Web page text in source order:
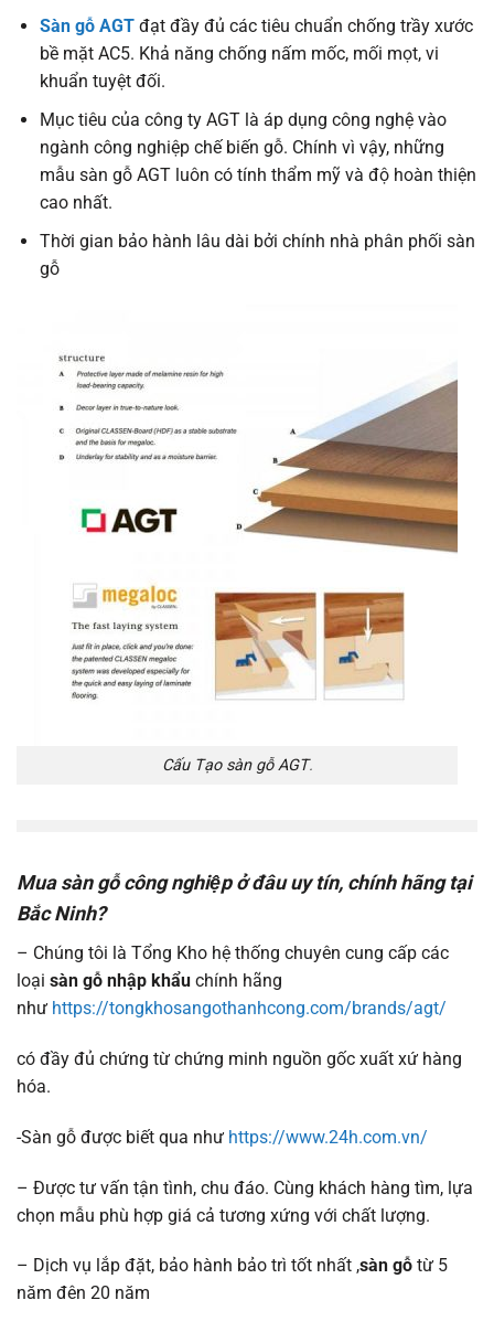
Sàn gỗ AGTđạt đầy đủ các tiêu chuẩn chống trầy xước
bề mặt AC5. Khả năng chống nấm mốc, mối mọt, vi
khuẩn tuyệt đối.
Mục tiêu của công ty AGT là áp dụng công nghệ vào
ngành công nghiệp chế biến gỗ. Chính vì vậy, những
mẫu sàn gỗ AGT luôn có tính thẩm mỹ và độ hoàn thiện
cao nhất.
Thời gian bảo hành lâu dài bởi chính nhà phân phối sàn
gỗ
Cấu Tạo sàn gỗ AGT.
Mua sàn gỗ công nghiệp ở đâu uy tín, chính hãng tại
Bắc Ninh?
– Chúng tôi là Tổng Kho hệ thống chuyên cung cấp các
loại sàn gỗ nhập khẩu chính hãng
như https://tongkhosangothanhcong.com/brands/agt/
có đầy đủ chứng từ chứng minh nguồn gốc xuất xứ hàng
hóa.
-Sàn gỗ được biết qua như https://www.24h.com.vn/
– Được tư vấn tận tình, chu đáo. Cùng khách hàng tìm, lựa
chọn mẫu phù hợp giá cả tương xứng với chất lượng.
– Dịch vụ lắp đặt, bảo hành bảo trì tốt nhất ,sàn gỗ từ 5
năm đên 20 năm